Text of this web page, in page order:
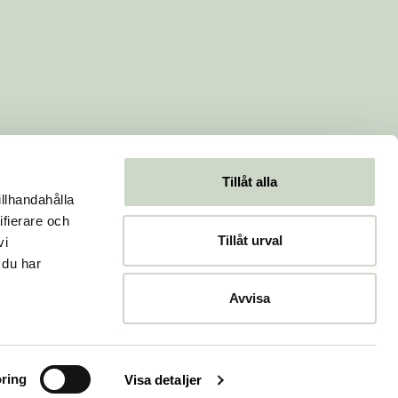
och
har
Visa detaljer
Tillåt alla
Tillåt urval
Avvisa